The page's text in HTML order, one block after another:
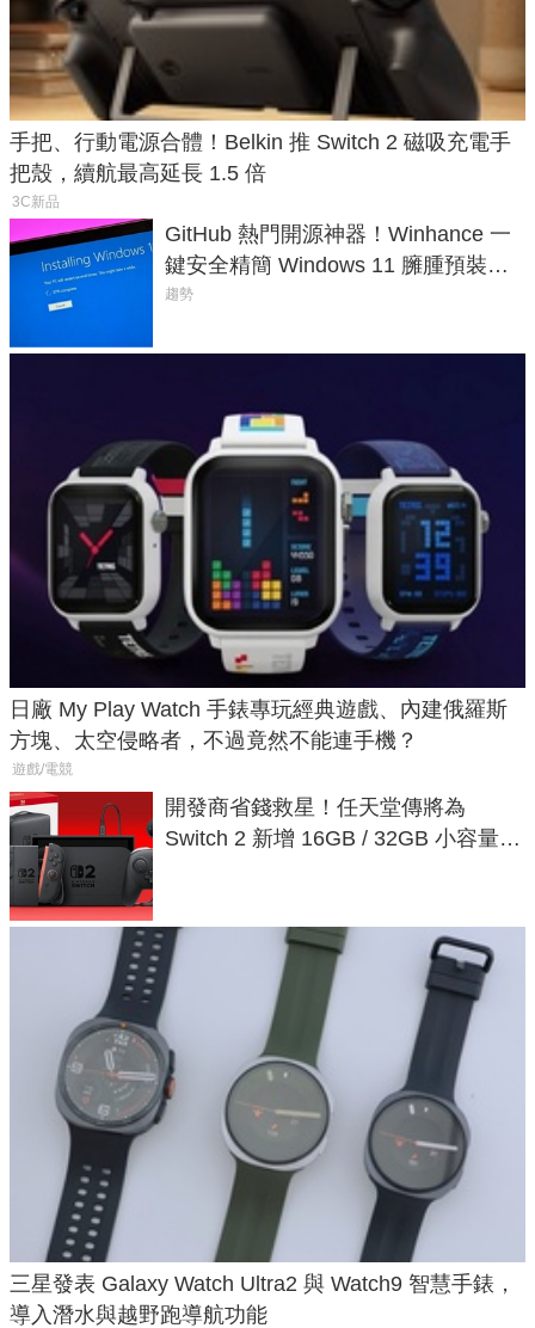
手把、行動電源合體！Belkin 推 Switch 2 磁吸充電手
把殼，續航最高延長 1.5 倍
3C新品
GitHub 熱門開源神器！Winhance 一
鍵安全精簡 Windows 11 臃腫預裝軟
體與後台追蹤
趨勢
日廠 My Play Watch 手錶專玩經典遊戲、內建俄羅斯
方塊、太空侵略者，不過竟然不能連手機？
遊戲/電競
開發商省錢救星！任天堂傳將為
Switch 2 新增 16GB / 32GB 小容量遊
三星發表 Galaxy Watch Ultra2 與 Watch9 智慧手錶，
導入潛水與越野跑導航功能